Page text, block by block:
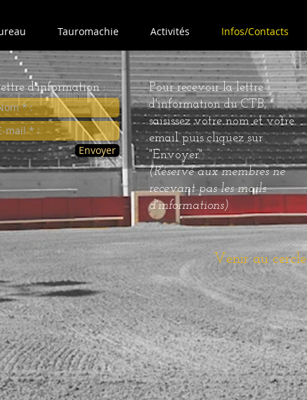
Tauromachie Activités Infos/Contacts
d'information :
Pour recevoir la lettre
d'information du CTB,
saisissez votre nom et votre
email puis cliquez sur
"Envoyer".
(Réservé aux membres ne
recevant pas les mails
d'informations)
Envoyer
Venir au cercle